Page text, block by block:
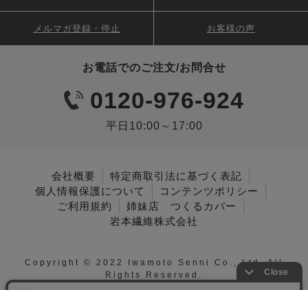
お電話でのご注文/お問合せ
0120-976-924
平日10:00～17:00
メルマガ登録・停止 お客様の声
会社概要
特定商取引法に基づく表記
個人情報保護について
コンテンツポリシー
ご利用規約
姉妹店 つくるカバー
岩本繊維株式会社
Copyright © 2022 Iwamoto Senni Co., Ltd. All
Rights Reserved.